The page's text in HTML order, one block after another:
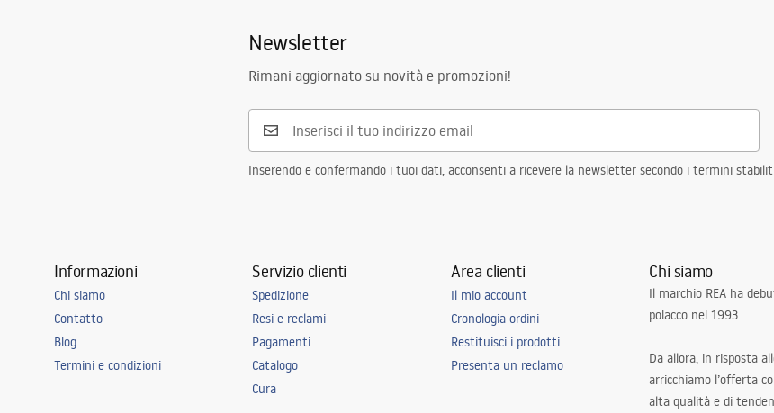
Newsletter
Rimani aggiornato su novità e promozioni!
Inserendo e confermando i tuoi dati, acconsenti a ricevere la newsletter secondo i termini
Informazioni
Chi siamo
Contatto
Blog
Termini e condizioni
Servizio clienti
Spedizione
Resi e reclami
Pagamenti
Catalogo
Cura
Area clienti
Il mio account
Cronologia ordini
Restituisci i prodotti
Presenta un reclamo
Chi siamo
Il marchio REA ha
polacco nel 1993.
Da allora, in risposta
arricchiamo l’offerta
alta qualità e di